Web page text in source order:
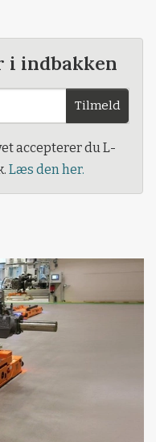
i indbakken
Tilmeld
accepterer du L-
Læs den her.